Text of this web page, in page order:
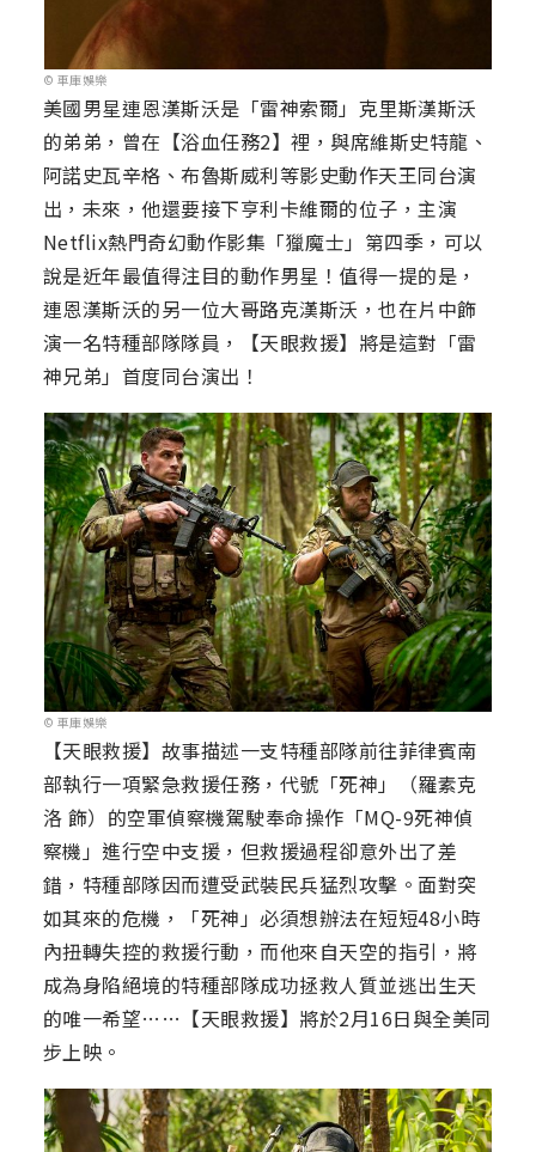
© 車庫娛樂
美國男星連恩漢斯沃是「雷神索爾」克里斯漢斯沃
的弟弟，曾在【浴血任務2】裡，與席維斯史特龍、
阿諾史瓦辛格、布魯斯威利等影史動作天王同台演
出，未來，他還要接下亨利卡維爾的位子，主演
Netflix熱門奇幻動作影集「獵魔士」第四季，可以
說是近年最值得注目的動作男星！值得一提的是，
連恩漢斯沃的另一位大哥路克漢斯沃，也在片中飾
演一名特種部隊隊員，【天眼救援】將是這對「雷
神兄弟」首度同台演出！
© 車庫娛樂
【天眼救援】故事描述一支特種部隊前往菲律賓南
部執行一項緊急救援任務，代號「死神」（羅素克
洛 飾）的空軍偵察機駕駛奉命操作「MQ-9死神偵
察機」進行空中支援，但救援過程卻意外出了差
錯，特種部隊因而遭受武裝民兵猛烈攻擊。面對突
如其來的危機，「死神」必須想辦法在短短48小時
內扭轉失控的救援行動，而他來自天空的指引，將
成為身陷絕境的特種部隊成功拯救人質並逃出生天
的唯一希望……【天眼救援】將於2月16日與全美同
步上映。